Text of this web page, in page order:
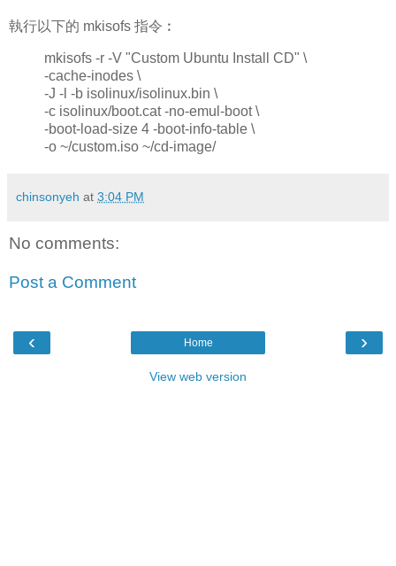
執行以下的 mkisofs 指令︰
mkisofs -r -V "Custom Ubuntu Install CD" \
-cache-inodes \
-J -l -b isolinux/isolinux.bin \
-c isolinux/boot.cat -no-emul-boot \
-boot-load-size 4 -boot-info-table \
-o ~/custom.iso ~/cd-image/
chinsonyeh at 3:04 PM
No comments:
Post a Comment
‹ ›
Home
View web version